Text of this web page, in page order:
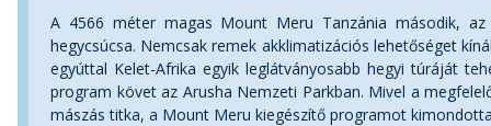
A 4566 méter magas Mount Meru Tanzánia második,
hegycsúcsa. Nemcsak remek akklimatizációs lehetőséget
egyúttal Kelet-Afrika egyik leglátványosabb hegyi túráját
program követ az Arusha Nemzeti Parkban. Mivel a
mászás titka, a Mount Meru kiegészítő programot